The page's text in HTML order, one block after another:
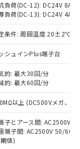
負荷(DC-12): DC24V 8A/
負荷(DC-13): DC24V 4A/
条件: 周囲温度 20±2℃、
シュインPlus端子台
的: 最大30回/分
的: 最大60回/分
以上 (DC500Vメガ、点
子とアース間: AC2500V
端子間: AC2500V 50/
値)
器事業取扱
標準価格
もので
の中には、
商品もある
会結果は、
の社内デー
あり、閲
庫および標
ることをご
物質）の
確認中の
物で、有
。
品として
合などや
。
化ビフェニル
ルエーテル類
国RoHSの
。
国RoHSの
す。
門へお問
Cd(カドミウ
臭化ビフェ
うち、外国
める商品
）を輸出
合は、日本
務取引許
手続きを